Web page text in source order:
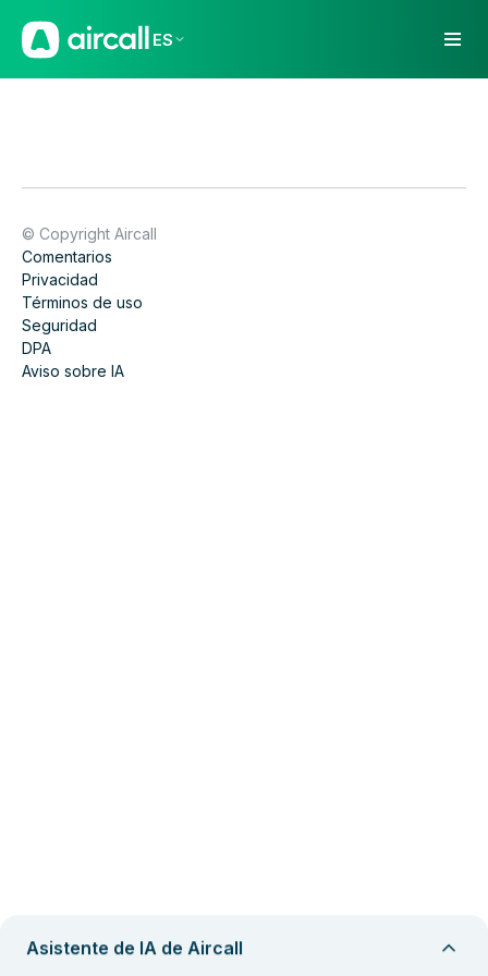
ES
© Copyright Aircall
Comentarios
Privacidad
Términos de uso
Seguridad
DPA
Aviso sobre IA
Asistente de IA de Aircall